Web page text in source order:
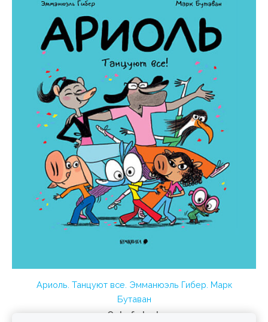
Ариоль. Танцуют все. Эмманюэль Гибер. Марк
Бутаван
Out of stock